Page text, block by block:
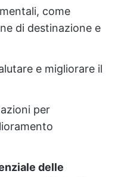
come
di destinazione e
e migliorare il
per
delle